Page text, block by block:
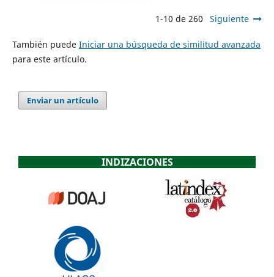
1-10 de 260 Siguiente
También puede Iniciar una búsqueda de similitud avanzada
para este artículo.
Enviar un artículo
INDIZACIONES